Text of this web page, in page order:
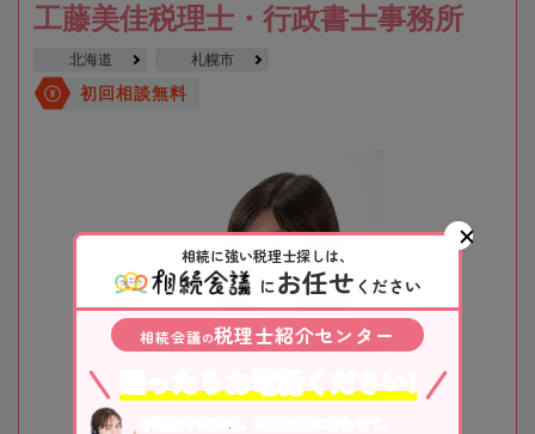
工藤美佳税理士・行政書士事務所
北海道 札幌市
初回相談無料
相続に強い税理士探しは、
にお任せ ください
相続会議の税理士紹介センター
不動産や株式等、相続資産に合わせて、